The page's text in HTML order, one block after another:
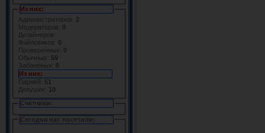
Из них:
Администраторов: 2
Модераторов: 0
Дизайнеров:
Файловиков: 0
Проверенных: 0
Обычных: 59
Забаненых: 0
Из них:
Парней: 51
Девушек:
10
Счетчики:
Сегодня нас посетили: